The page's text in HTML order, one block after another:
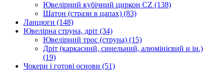
Ювелірний кубічний циркон CZ (138)
Шатон (стрази в цапах) (83)
Ланцюги (148)
Ювелірна струна, дріт (34)
Ювелірний трос (струна) (15)
Дріт (каркасний, синельний, алюмінієвий и ін.)
(19)
Чокери і готові основи (51)